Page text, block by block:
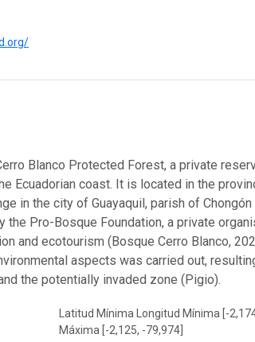
Blanco Protected Forest, a private
Ecuadorian coast. It is located in the
in the city of Guayaquil, parish of
the Pro-Bosque Foundation, a private
and ecotourism (Bosque Cerro Blanco,
aspects was carried out,
the potentially invaded zone (Pigio).
Latitud Mínima Longitud Mínima [-
Máxima [-2,125, -79,974]